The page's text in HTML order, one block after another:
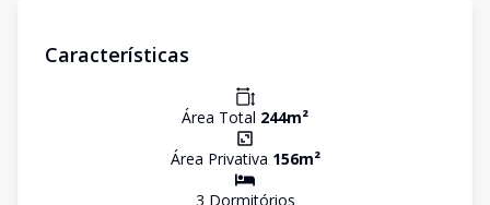
Características
Área Total 244m²
Área Privativa 156m²
3 Dormitórios